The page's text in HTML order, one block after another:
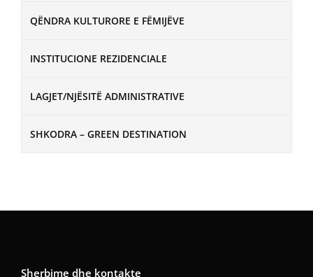
QËNDRA KULTURORE E FËMIJËVE
INSTITUCIONE REZIDENCIALE
LAGJET/NJËSITË ADMINISTRATIVE
SHKODRA – GREEN DESTINATION
Sherbime dhe kontakte